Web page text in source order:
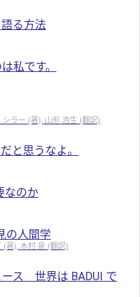
る方法
私です。
ラー (著), 山形 浩生 (翻訳)
と思うなよ。
なのか
の人間学
(著), 木村 泉 (翻訳)
ス 世界は BADUI で